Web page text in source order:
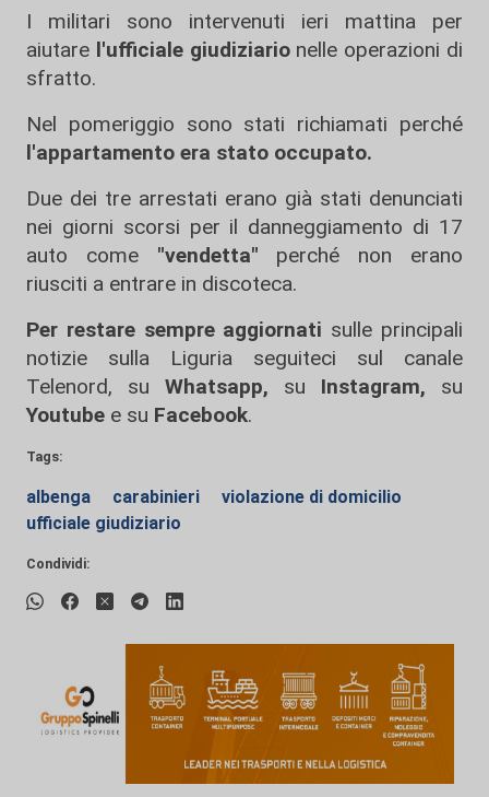
I militari sono intervenuti ieri mattina per
aiutare l'ufficiale giudiziarionelle operazioni di
sfratto.
Nel pomeriggio sono stati richiamati perché
l'appartamento era stato occupato.
Due dei tre arrestati erano già stati denunciati
nei giorni scorsi per il danneggiamento di 17
auto come"vendetta" perché non erano
riusciti a entrare in discoteca.
Per restare sempre aggiornati sulle principali
notizie sulla Liguria seguiteci sul canale
Telenord, su
Whatsapp, su Instagram, su
Youtube e su Facebook.
Tags:
albenga carabinieri
violazione di domicilio
ufficiale giudiziario
Condividi: